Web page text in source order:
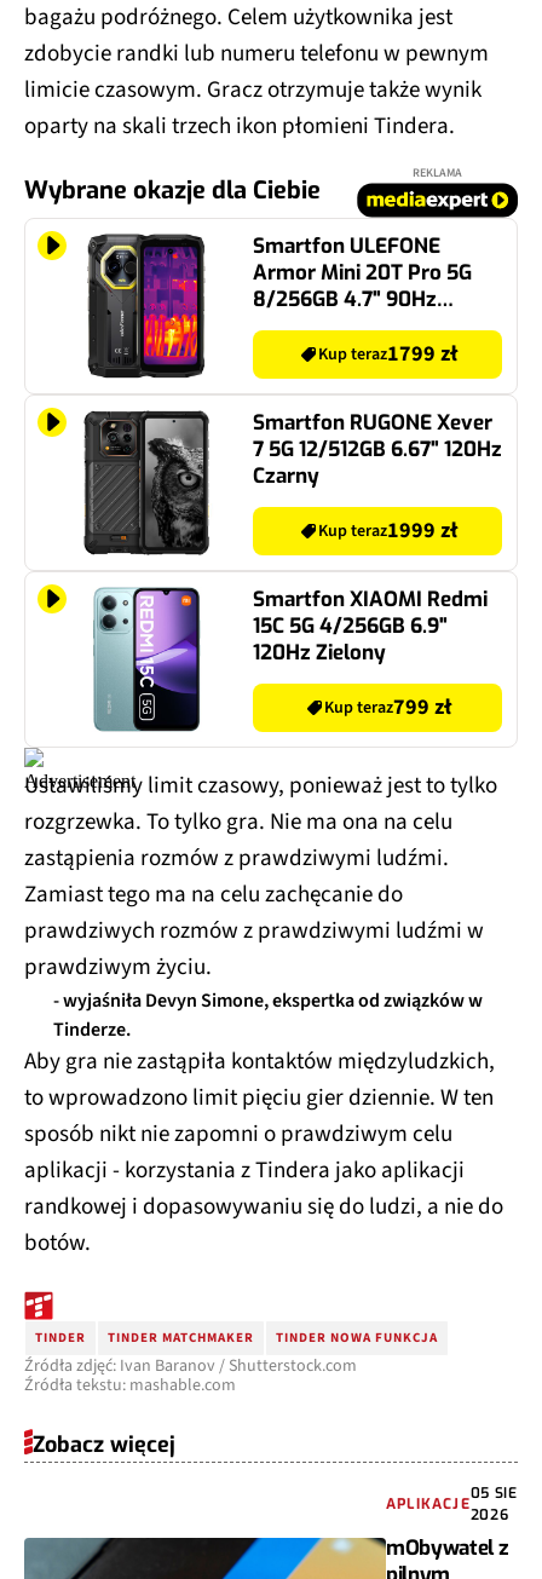
bagażu podróżnego. Celem użytkownika jest
zdobycie randki lub numeru telefonu w pewnym
limicie czasowym. Gracz otrzymuje także wynik
oparty na skali trzech ikon płomieni Tindera.
Wybrane okazje dla Ciebie
REKLAMA
Smartfon ULEFONE
Armor Mini 20T Pro 5G
8/256GB 4.7" 90Hz
Czarny
Kup teraz1799 zł
Smartfon RUGONE Xever
7 5G 12/512GB 6.67" 120Hz
Czarny
Kup teraz1999 zł
Smartfon XIAOMI Redmi
15C 5G 4/256GB 6.9"
120Hz Zielony
Kup teraz799 zł
Ustawiliśmy limit czasowy, ponieważ jest to tylko
rozgrzewka. To tylko gra. Nie ma ona na celu
zastąpienia rozmów z prawdziwymi ludźmi.
Zamiast tego ma na celu zachęcanie do
prawdziwych rozmów z prawdziwymi ludźmi w
prawdziwym życiu.
- wyjaśniła Devyn Simone, ekspertka od związków w
Tinderze.
Aby gra nie zastąpiła kontaktów międzyludzkich,
to wprowadzono limit pięciu gier dziennie. W ten
sposób nikt nie zapomni o prawdziwym celu
aplikacji - korzystania z Tindera jako aplikacji
randkowej i dopasowywaniu się do ludzi, a nie do
botów.
TINDER TINDER MATCHMAKER TINDER NOWA FUNKCJA
Źródła zdjęć: Ivan Baranov / Shutterstock.com
Źródła tekstu: mashable.com
Zobacz więcej
APLIKACJE
05 SIE
2026
mObywatel z